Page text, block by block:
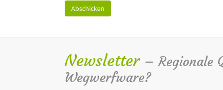
Newsletter – Regionale
Wegwerfware?